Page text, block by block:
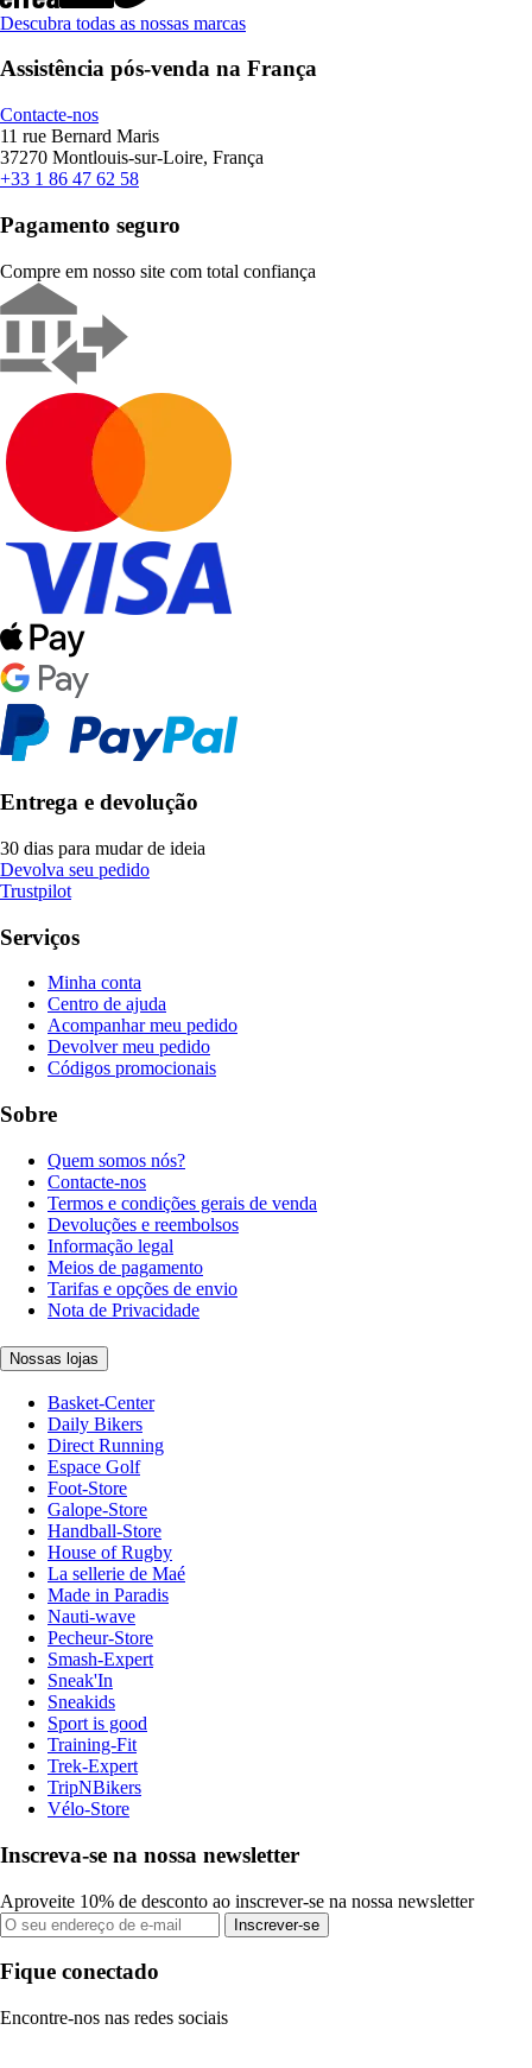
Descubra todas as nossas marcas
Assistência pós-venda na França
Contacte-nos
11 rue Bernard Maris
37270 Montlouis-sur-Loire, França
+33 1 86 47 62 58
Pagamento seguro
Compre em nosso site com total confiança
Entrega e devolução
30 dias para mudar de ideia
Devolva seu pedido
Trustpilot
Serviços
Minha conta
Centro de ajuda
Acompanhar meu pedido
Devolver meu pedido
Códigos promocionais
Sobre
Quem somos nós?
Contacte-nos
Termos e condições gerais de venda
Devoluções e reembolsos
Informação legal
Meios de pagamento
Tarifas e opções de envio
Nota de Privacidade
Nossas lojas
Basket-Center
Daily Bikers
Direct Running
Espace Golf
Foot-Store
Galope-Store
Handball-Store
House of Rugby
La sellerie de Maé
Made in Paradis
Nauti-wave
Pecheur-Store
Smash-Expert
Sneak'In
Sneakids
Sport is good
Training-Fit
Trek-Expert
TripNBikers
Vélo-Store
Inscreva-se na nossa newsletter
Aproveite 10% de desconto ao inscrever-se na nossa newsletter
Inscrever-se
Fique conectado
Encontre-nos nas redes sociais